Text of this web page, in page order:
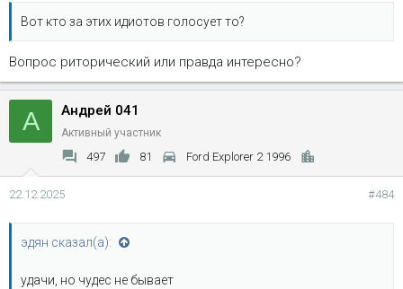
Вот кто за этих идиотов голосует то?
Вопрос риторический или правда интересно?
А Андрей 041
Активный участник
497 81 Ford Explorer 2 1996
22.12.2025 #484
эдян сказал(а):
удачи, но чудес не бывает